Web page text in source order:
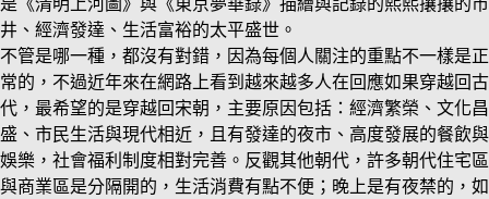
是《清明上河圖》與《東京夢華錄》描繪與記錄的熙熙攘攘的市
井、經濟發達、生活富裕的太平盛世。
不管是哪一種，都沒有對錯，因為每個人關注的重點不一樣是正
常的，不過近年來在網路上看到越來越多人在回應如果穿越回古
代，最希望的是穿越回宋朝，主要原因包括：經濟繁榮、文化昌
盛、市民生活與現代相近，且有發達的夜市、高度發展的餐飲與
娛樂，社會福利制度相對完善。反觀其他朝代，許多朝代住宅區
與商業區是分隔開的，生活消費有點不便；晚上是有夜禁的，如